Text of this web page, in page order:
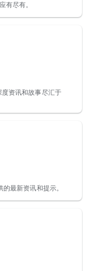
有尽有。
资讯和故事尽汇于
最新资讯和提示。